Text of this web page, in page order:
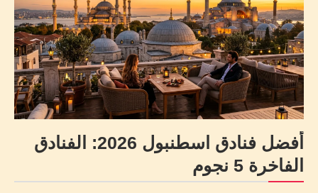
أفضل فنادق اسطنبول 2026: الفنادق
الفاخرة 5 نجوم